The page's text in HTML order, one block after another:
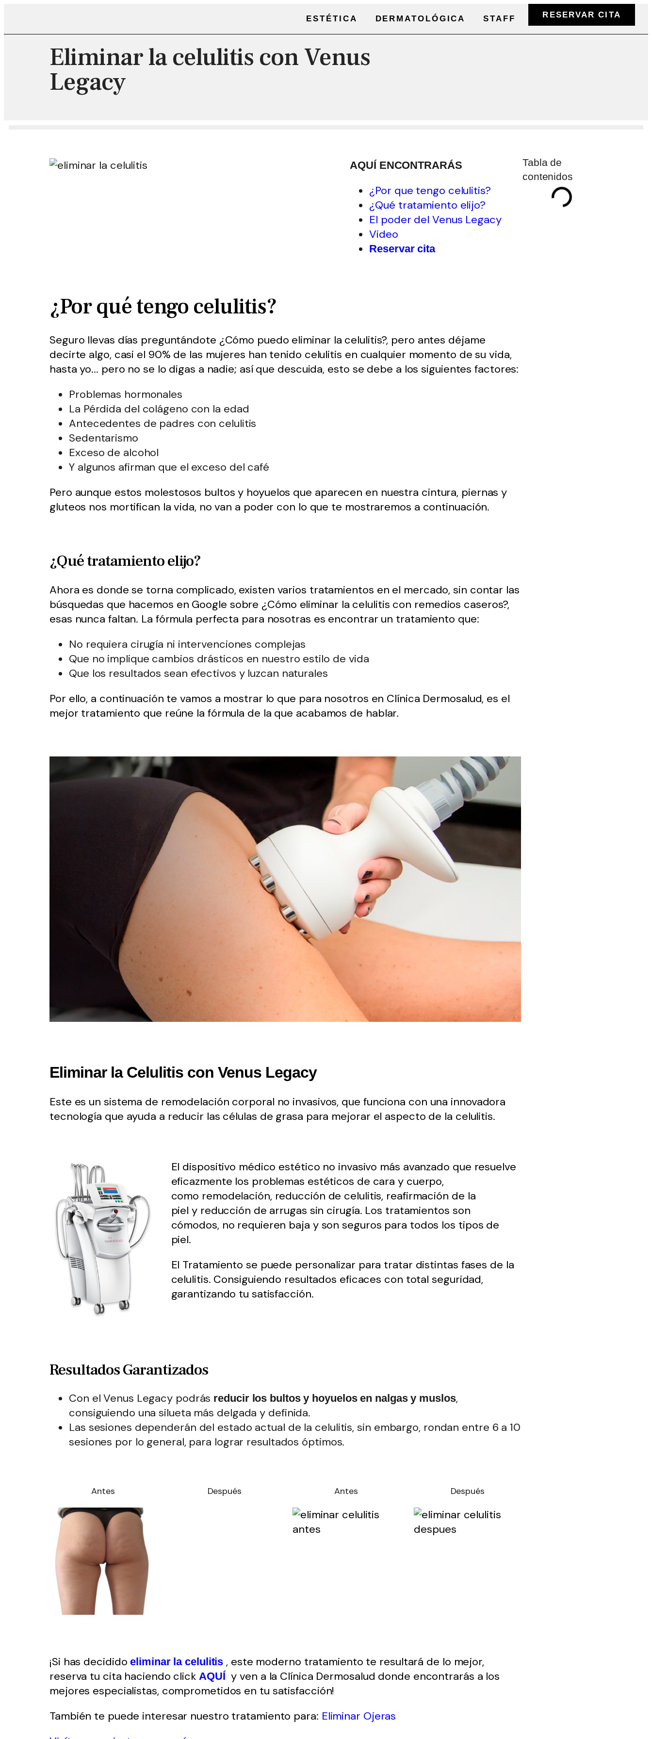
ESTÉTICA DERMATOLÓGICA STAFF RESERVAR CITA
Eliminar la celulitis con Venus
Legacy
AQUÍ ENCONTRARÁS
¿Por que tengo celulitis?
¿Qué tratamiento elijo?
El poder del Venus Legacy
Video
Reservar cita
¿Por qué tengo celulitis?
Seguro llevas días preguntándote ¿Cómo puedo eliminar la celulitis?, pero antes déjame
decirte algo, casi el 90% de las mujeres han tenido celulitis en cualquier momento de su vida,
hasta yo... pero no se lo digas a nadie; así que descuida, esto se debe a los siguientes factores:
Problemas hormonales
La Pérdida del colágeno con la edad
Antecedentes de padres con celulitis
Sedentarismo
Exceso de alcohol
Y algunos afirman que el exceso del café
Pero aunque estos molestosos bultos y hoyuelos que aparecen en nuestra cintura, piernas y
gluteos nos mortifican la vida, no van a poder con lo que te mostraremos a continuación.
¿Qué tratamiento elijo?
Ahora es donde se torna complicado, existen varios tratamientos en el mercado, sin contar las
búsquedas que hacemos en Google sobre ¿Cómo eliminar la celulitis con remedios caseros?,
esas nunca faltan. La fórmula perfecta para nosotras es encontrar un tratamiento que:
No requiera cirugía ni intervenciones complejas
Que no implique cambios drásticos en nuestro estilo de vida
Que los resultados sean efectivos y luzcan naturales
Por ello, a continuación te vamos a mostrar lo que para nosotros en Clínica Dermosalud, es el
mejor tratamiento que reúne la fórmula de la que acabamos de hablar.
Eliminar la Celulitis con Venus Legacy
Este es un sistema de remodelación corporal no invasivos, que funciona con una innovadora
tecnología que ayuda a reducir las células de grasa para mejorar el aspecto de la celulitis.
El dispositivo médico estético no invasivo más avanzado que resuelve
eficazmente los problemas estéticos de cara y cuerpo,
como remodelación, reducción de celulitis, reafirmación de la
piel y reducción de arrugas sin cirugía. Los tratamientos son
cómodos, no requieren baja y son seguros para todos los tipos de
piel.
El Tratamiento se puede personalizar para tratar distintas fases de la
celulitis. Consiguiendo resultados eficaces con total seguridad,
garantizando tu satisfacción.
Resultados Garantizados
Con el Venus Legacy podrás reducir los bultos y hoyuelos en nalgas y muslos,
consiguiendo una silueta más delgada y definida.
Las sesiones dependerán del estado actual de la celulitis, sin embargo, rondan entre 6 a 10
sesiones por lo general, para lograr resultados óptimos.
Antes Después Antes Después
¡Si has decididoeliminar la celulitis , este moderno tratamiento te resultará de lo mejor,
reserva tu cita haciendo click AQUÍy ven a la Clínica Dermosalud donde encontrarás a los
mejores especialistas, comprometidos en tu satisfacción!
También te puede interesar nuestro tratamiento para: Eliminar Ojeras
Tabla de
contenidos